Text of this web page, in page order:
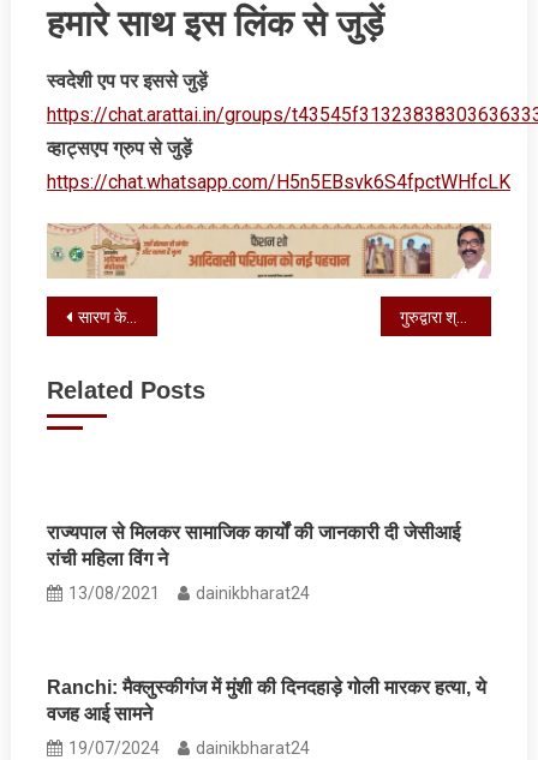
हमारे साथ इस लिंक से जुड़ें
स्‍वदेशी एप पर इससे जुड़ें
https://chat.arattai.in/groups/
व्‍हाट्सएप ग्रुप से जुड़ें
https://chat.whatsapp.com/H5n5EBsvk6S4fpctWHfcLK
Post
सारण के मढ़ौरा में गूंजे वेद मंत्र, कलश यात्रा के साथ श्री लक्ष्मी नारायण यज्ञ शुरू गुरुद्वारा श्री गुरु नानक सत्संग सभा ने डिप्टी मेयर और पार्षदों को किया सम्‍मानित
Related Posts
राज्‍यपाल से मिलकर सामाजिक कार्यों की जानकारी दी जेसीआई
रांची महिला विंग ने
13/08/2021 dainikbharat24
Ranchi: मैक्लुस्कीगंज में मुंशी की दिनदहाड़े गोली मारकर हत्या, ये
वजह आई सामने
19/07/2024 dainikbharat24